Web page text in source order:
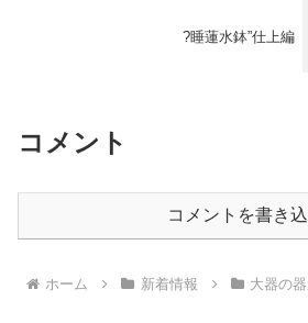
?睡蓮水鉢”仕上編
コメント
コメントを書き
ホーム 新着情報 大器の